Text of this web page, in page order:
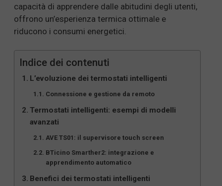
capacità di apprendere dalle abitudini degli utenti,
offrono un’esperienza termica ottimale e
riducono i consumi energetici.
Indice dei contenuti
L’evoluzione dei termostati intelligenti
Connessione e gestione da remoto
Termostati intelligenti: esempi di modelli
avanzati
AVE TS01: il supervisore touch screen
BTicino Smarther2: integrazione e
apprendimento automatico
Benefici dei termostati intelligenti